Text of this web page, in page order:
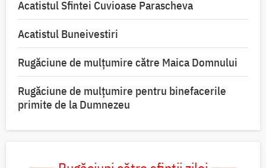
Acatistul Sfintei Cuvioase Parascheva
Acatistul Buneivestiri
Rugăciune de mulţumire către Maica Domnului
Rugăciune de mulțumire pentru binefacerile
primite de la Dumnezeu